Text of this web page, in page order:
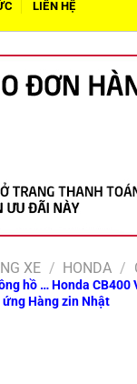
LIÊN HỆ
XE / HONDA /
hồ … Honda CB400
Hàng zin Nhật